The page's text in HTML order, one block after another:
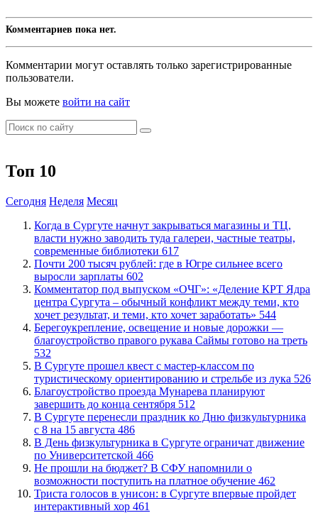
Комментариев пока нет.
Комментарии могут оставлять только зарегистрированные
пользователи.
Вы можете войти на сайт
Топ 10
Сегодня Неделя Месяц
​Когда в Сургуте начнут закрываться магазины и ТЦ,
власти нужно заводить туда галереи, частные театры,
современные библиотеки 617
​Почти 200 тысяч рублей: где в Югре сильнее всего
выросли зарплаты 602
​Комментатор под выпуском «ОЧГ»: «Деление КРТ Ядра
центра Сургута – обычный конфликт между теми, кто
хочет результат, и теми, кто хочет заработать» 544
Берегоукрепление, освещение и новые дорожки —
благоустройство правого рукава Саймы готово на треть
532
В Сургуте прошел квест с мастер-классом по
туристическому ориентированию и стрельбе из лука 526
Благоустройство проезда Мунарева планируют
завершить до конца сентября 512
​В Сургуте перенесли праздник ко Дню физкультурника
с 8 на 15 августа 486
​В День физкультурника в Сургуте ограничат движение
по Университетской 466
Не прошли на бюджет? В СФУ напомнили о
возможности поступить на платное обучение 462
​Триста голосов в унисон: в Сургуте впервые пройдет
интерактивный хор 461